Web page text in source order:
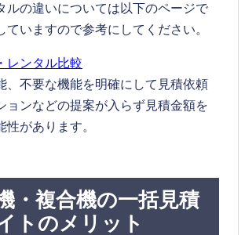
ルの違いについては以下のページで
ていますので参考にしてください。
レンタル比較
、不要な機能を明確にして見積依頼
ョンなどの提案が入らず見積金額を
があります。
・複合機の一括見積
トのメリット